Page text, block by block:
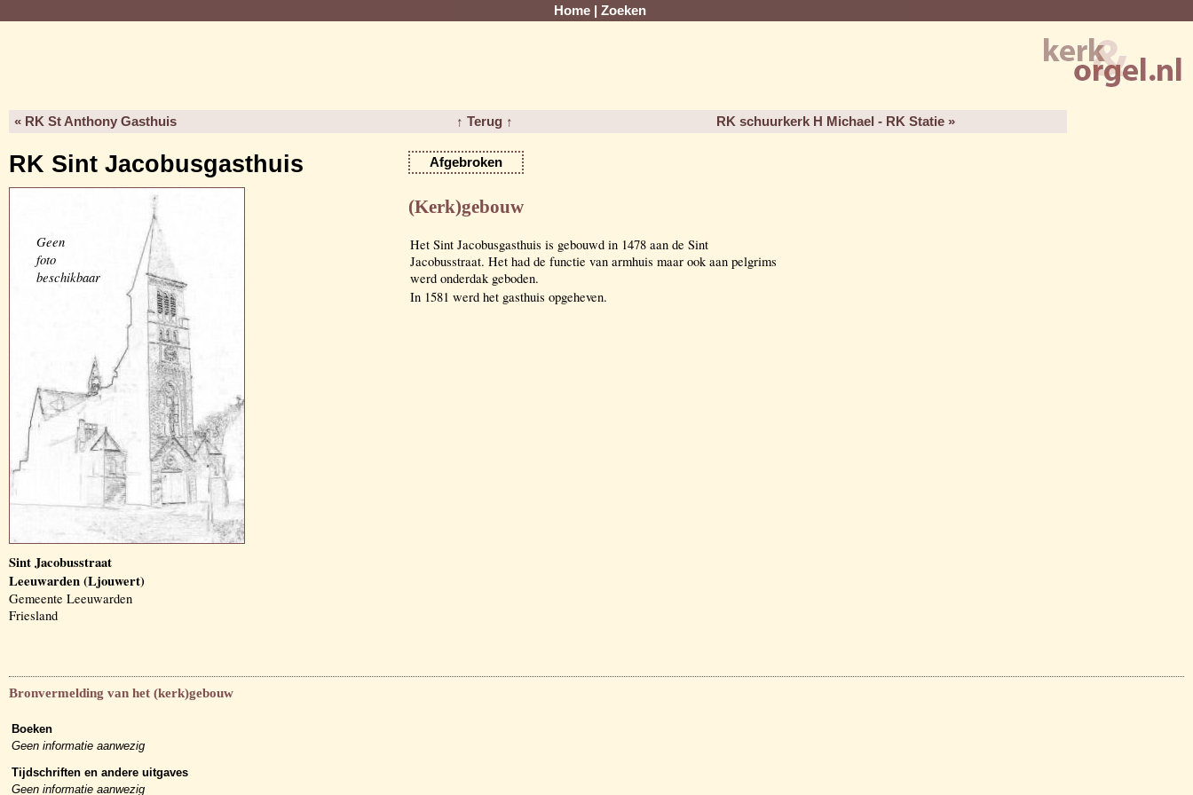
Home Zoeken
« RK St Anthony Gasthuis ↑ Terug ↑ RK schuurkerk H Michael - RK Statie »
RK Sint Jacobusgasthuis Afgebroken
Geen
foto
beschikbaar
Sint Jacobusstraat
Leeuwarden (Ljouwert)
Gemeente Leeuwarden
Friesland
(Kerk)gebouw
Het Sint Jacobusgasthuis is gebouwd in 1478 aan de Sint
Jacobusstraat. Het had de functie van armhuis maar ook aan pelgrims
werd onderdak geboden.
In 1581 werd het gasthuis opgeheven.
Bronvermelding van het (kerk)gebouw
Boeken
Geen informatie aanwezig
Tijdschriften en andere uitgaves
Geen informatie aanwezig